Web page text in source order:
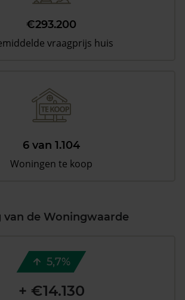
€293.200
vraagprijs huis
6 van 1.104
Woningen te koop
de Woningwaarde
5,7%
+ €14.130